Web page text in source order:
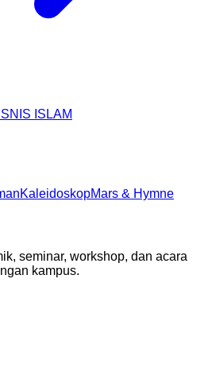
ISLAM
KaleidoskopMars & Hymne
seminar, workshop, dan acara
kampus.